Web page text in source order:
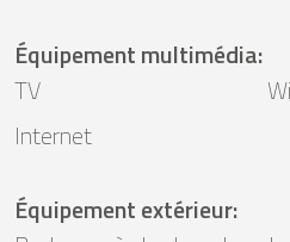
Équipement multimédia:
TV
Internet
Équipement extérieur: